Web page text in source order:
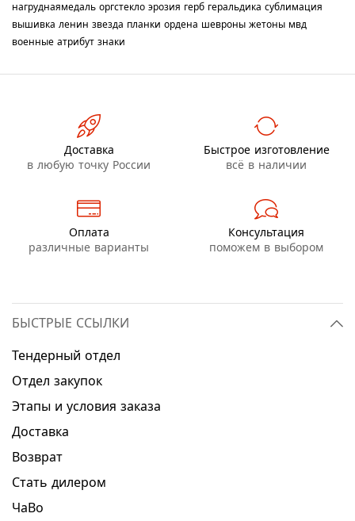
нагруднаямедаль оргстекло эрозия герб геральдика сублимация
вышивка ленин звезда планки ордена шевроны жетоны мвд
военные атрибут знаки
Доставка
в любую точку России
Быстрое изготовление
всё в наличии
Оплата
различные варианты
Консультация
поможем в выбором
БЫСТРЫЕ ССЫЛКИ
Тендерный отдел
Отдел закупок
Этапы и условия заказа
Доставка
Возврат
Стать дилером
ЧаВо